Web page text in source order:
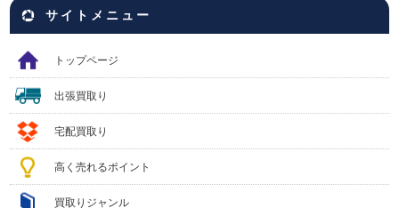
サイトメニュー
トップページ
出張買取り
宅配買取り
高く売れるポイント
買取りジャンル